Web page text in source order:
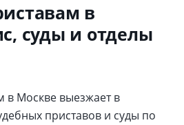
в
суды и отделы
в Москве выезжает в
приставов и суды по